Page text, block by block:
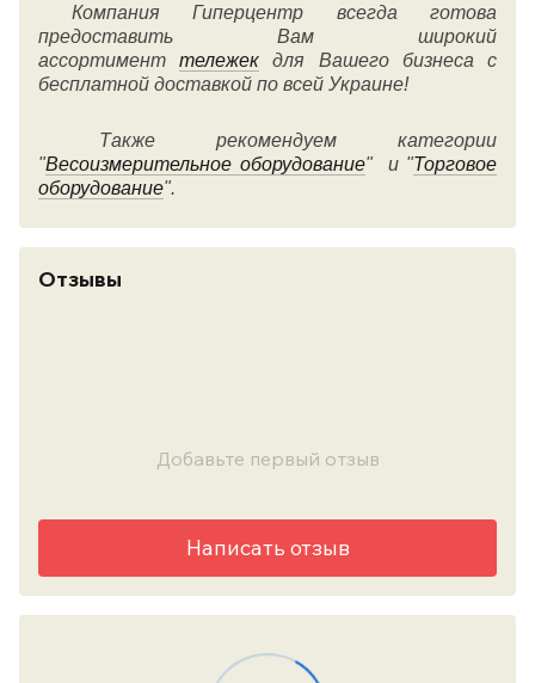
Компания Гиперцентр всегда готова
предоставить Вам широкий
ассортименттележек для Вашего бизнеса с
бесплатной доставкой по всей Украине!
Также рекомендуем категории
"Весоизмерительное оборудование" и "Торговое
оборудование".
Отзывы
Добавьте первый отзыв
Написать отзыв